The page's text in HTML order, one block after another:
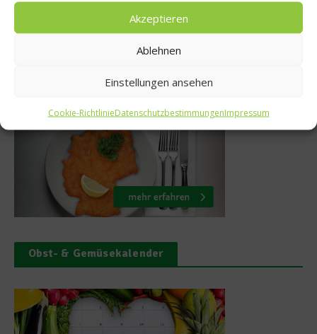
Akzeptieren
Ablehnen
Einstellungen ansehen
Cookie-RichtlinieDatenschutzbestimmungenImpressum
1.
Was isst Deutschland
Obst- & Gemüsekalender